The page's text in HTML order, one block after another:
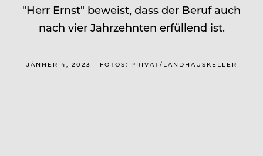
"Herr Ernst" beweist, dass der Beruf auch
nach vier Jahrzehnten erfüllend ist.
JÄNNER 4, 2023 | FOTOS: PRIVAT/LANDHAUSKELLER